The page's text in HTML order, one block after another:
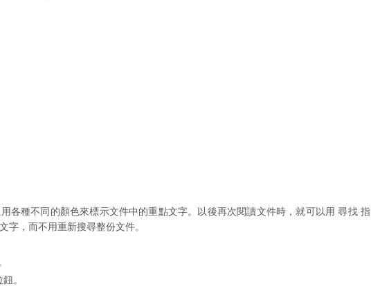
各種不同的顏色來標示文件中的重點文字。以後再次閱讀文件時，就可以用 尋找 指
字，而不用重新搜尋整份文件。
。